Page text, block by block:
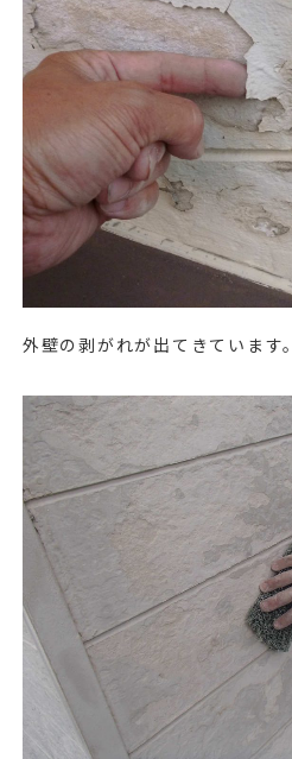
外壁の剥がれが出てきています。